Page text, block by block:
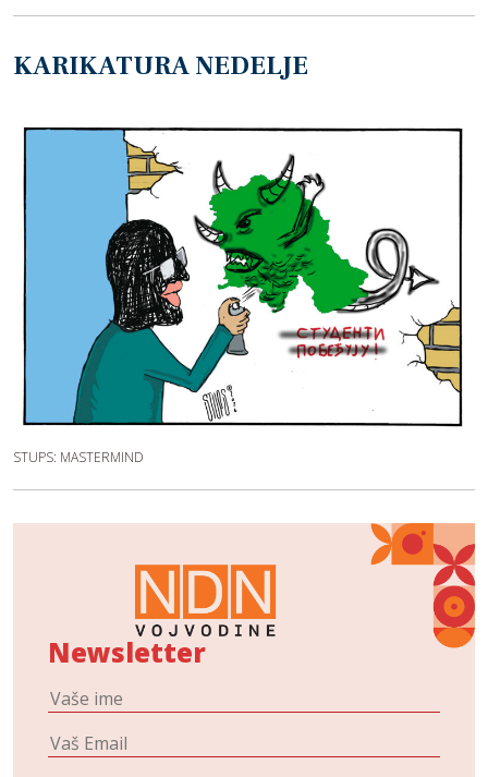
KARIKATURA NEDELJE
STUPS: MASTERMIND
Newsletter